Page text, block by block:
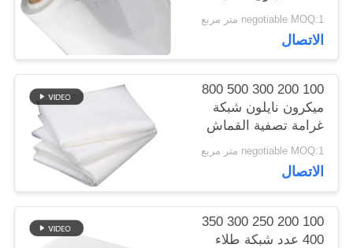
PRIVACY
POLICY
شبكة منسوجة القماش
ورقة صافي
negotiable MOQ:1 متر مربع
الاتصال
100 200 300 500 800
ميكرون نايلون شبكة
غرامة تصفية القماش
مصفاة للحليب عصير
الباردة الشراب الغذاء
الصف فصل شبكة تصفية
negotiable MOQ:1 متر مربع
الاتصال
100 200 250 300 350
400 عدد شبكة طلاء